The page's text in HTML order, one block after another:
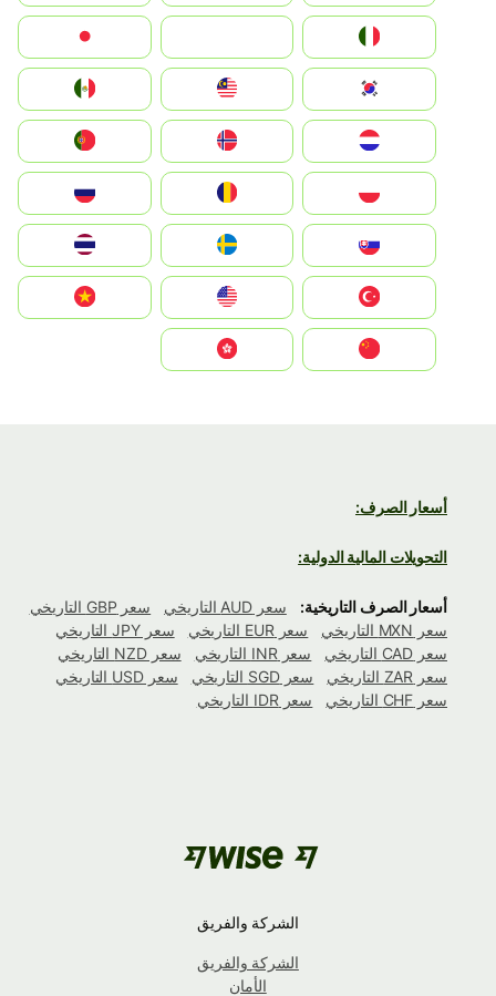
South Korea
Nederland
Portugal
România
Slovensko
United States
Vietnam
أسعار الصرف:
التحويلات المالية الدولية:
أسعار الصرف التاريخية: سعر AUD التاريخي
سعر GBP التاريخي
سعر MXN التاريخي
سعر EUR التاريخي
سعر JPY التاريخي
سعر CAD التاريخي
سعر INR التاريخي
سعر NZD التاريخي
سعر ZAR التاريخي
سعر SGD التاريخي
سعر USD التاريخي
سعر CHF التاريخي
سعر IDR التاريخي
الشركة والفريق
الشركة والفريق
الأمان